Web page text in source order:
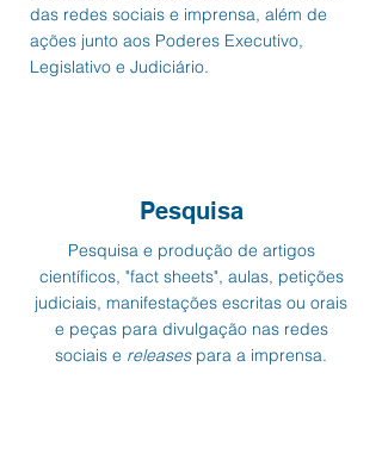
das redes sociais e imprensa, além de
ações junto aos Poderes Executivo,
Legislativo e Judiciário.
Pesquisa
Pesquisae produção de artigos
científicos, "fact sheets", aulas, petições
judiciais, manifestações escritas ou orais
e peças para divulgação nas redes
sociais e releasespara a imprensa.